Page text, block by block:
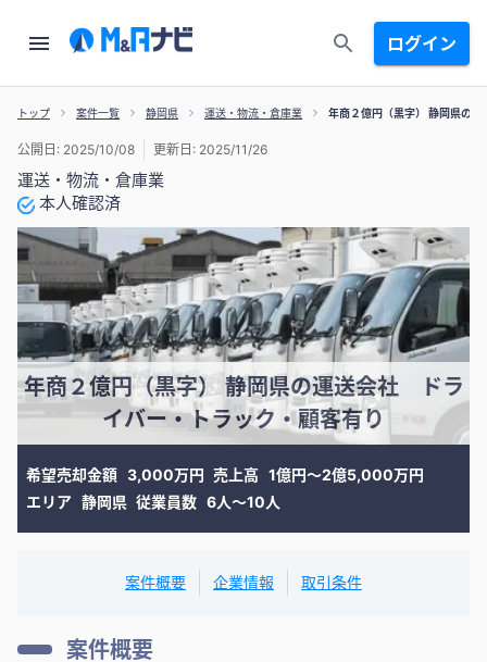
ログイン
トップ 案件一覧 静岡県 運送・物流・倉庫業 年商２億円（黒字） 静岡県の
運送・物流・倉庫業
本人確認済
公開日: 2025/10/08 更新日: 2025/11/26
年商２億円（黒字） 静岡県の運送会社 ドラ
イバー・トラック・顧客有り
希望売却金額 3,000万円 売上高 1億円〜2億5,000万円
エリア 静岡県 従業員数 6人〜10人
案件概要 企業情報 取引条件
案件概要